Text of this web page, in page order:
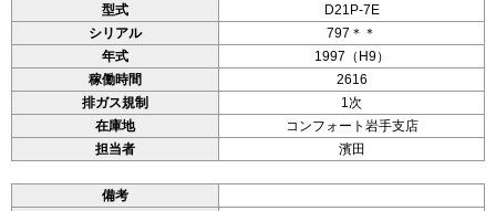
型式
D21P-7E
シリアル
797＊＊
年式
1997（H9）
稼働時間
2616
排ガス規制
1次
在庫地
コンフォート岩手支店
担当者
濱田
備考